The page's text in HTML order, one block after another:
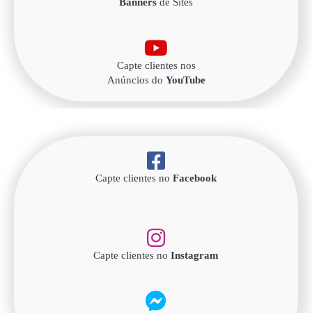
Capte clientes nos
Anúncios do YouTube
Capte clientes no Facebook
Capte clientes no Instagram